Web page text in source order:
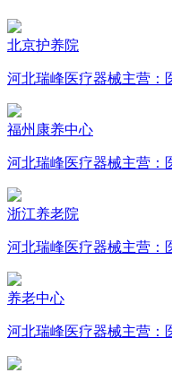
北京护养院
河北瑞峰医疗器械主营：
福州康养中心
河北瑞峰医疗器械主营：
浙江养老院
河北瑞峰医疗器械主营：
养老中心
河北瑞峰医疗器械主营：